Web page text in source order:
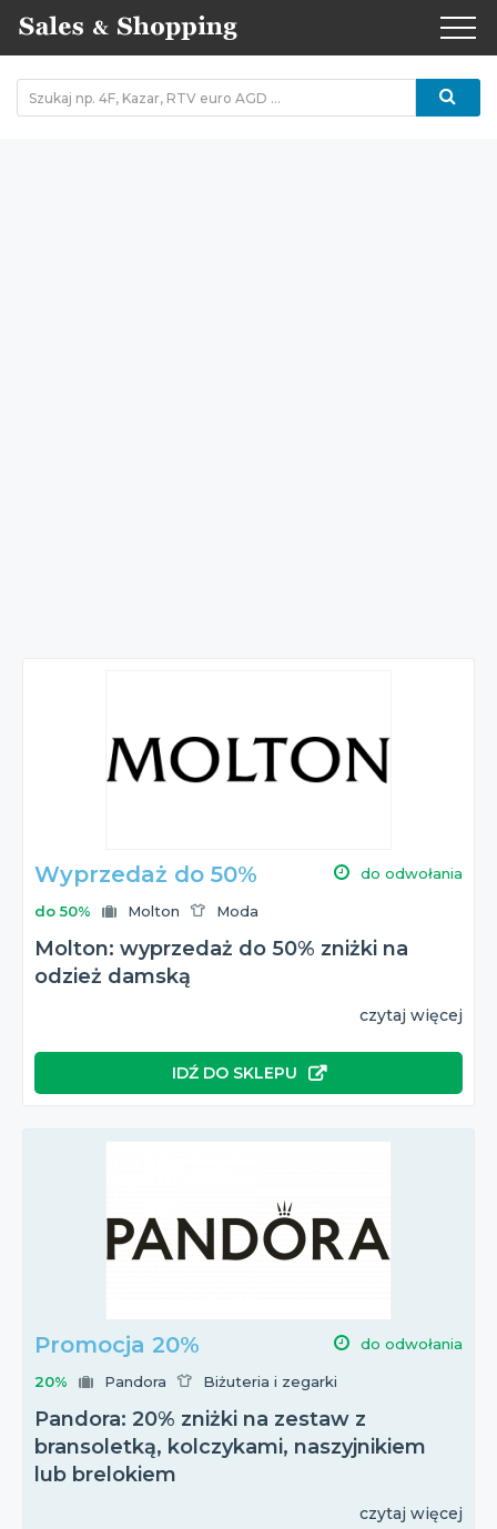
Wyprzedaż do 50% do odwołania
do 50% Molton Moda
Molton: wyprzedaż do 50% zniżki na
odzież damską
czytaj więcej
IDŹ DO SKLEPU
Promocja 20% do odwołania
20% Pandora Biżuteria i zegarki
Pandora: 20% zniżki na zestaw z
bransoletką, kolczykami, naszyjnikiem
lub brelokiem
czytaj więcej